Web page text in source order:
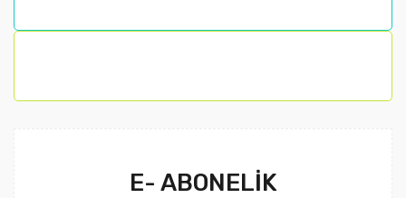
Bu ürüne benzer farklı alternatifler olmalı.
E- ABONELİK